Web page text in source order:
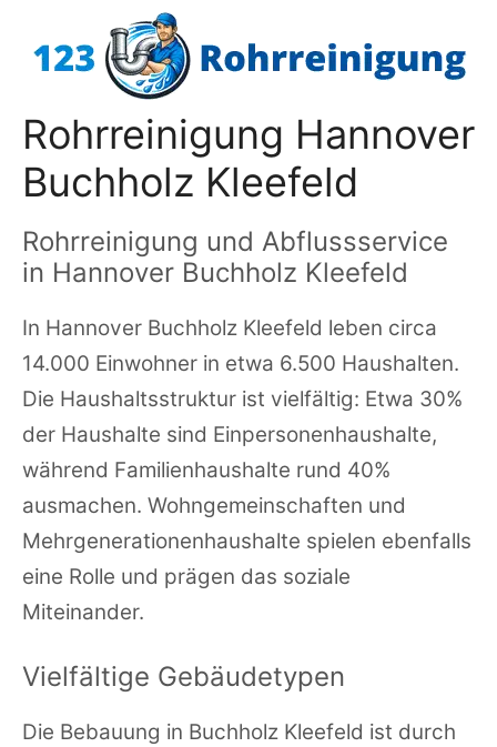
Inhalt
Rohrreinigung Hannover
Buchholz Kleefeld
Rohrreinigung und Abflussservice
in Hannover Buchholz Kleefeld
In Hannover Buchholz Kleefeld leben circa
14.000 Einwohner in etwa 6.500 Haushalten.
Die Haushaltsstruktur ist vielfältig: Etwa 30%
der Haushalte sind Einpersonenhaushalte,
während Familienhaushalte rund 40%
ausmachen. Wohngemeinschaften und
Mehrgenerationenhaushalte spielen ebenfalls
eine Rolle und prägen das soziale
Miteinander.
Vielfältige Gebäudetypen
Die Bebauung in Buchholz Kleefeld ist durch